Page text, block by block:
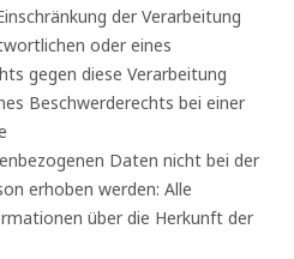
der Verarbeitung
oder eines
gegen diese Verarbeitung
Beschwerderechts bei einer
Daten nicht bei der
erhoben werden: Alle
über die Herkunft der